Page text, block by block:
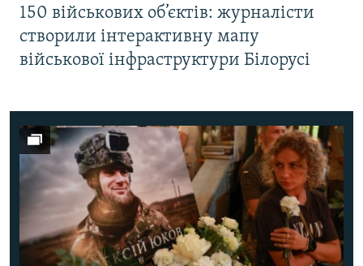
150 військових об’єктів: журналісти
створили інтерактивну мапу
військової інфраструктури Білорусі